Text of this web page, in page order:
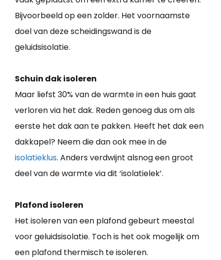
Bijvoorbeeld op een zolder. Het voornaamste
doel van deze scheidingswand is de
geluidsisolatie.
Schuin dak isoleren
Maar liefst 30% van de warmte in een huis gaat
verloren via het dak. Reden genoeg dus om als
eerste het dak aan te pakken. Heeft het dak een
dakkapel? Neem die dan ook mee in de
isolatieklus. Anders verdwijnt alsnog een groot
deel van de warmte via dit ‘isolatielek’.
Plafond isoleren
Het isoleren van een plafond gebeurt meestal
voor geluidsisolatie. Toch is het ook mogelijk om
een plafond thermisch te isoleren.